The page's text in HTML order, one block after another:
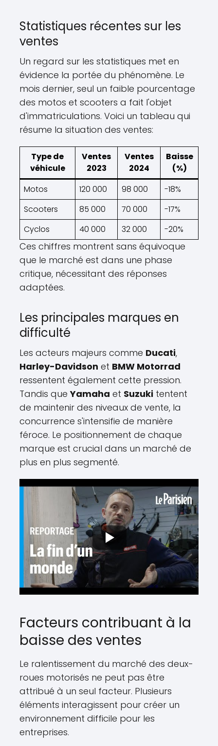
Statistiques récentes sur les
ventes
Un regard sur les statistiques met en
évidence la portée du phénomène. Le
mois dernier, seul un faible pourcentage
des motos et scooters a fait l'objet
d'immatriculations. Voici un tableau qui
résume la situation des ventes:
Type de
véhicule
Ventes
2023
Ventes
2024
Baisse
(%)
Motos
120 000 98 000
-18%
Scooters
85 000 70 000
-17%
Cyclos
40 000 32 000 -20%
Ces chiffres montrent sans équivoque
que le marché est dans une phase
critique, nécessitant des réponses
adaptées.
Les principales marques en
difficulté
Les acteurs majeurs comme Ducati,
Harley-Davidson et BMW Motorrad
ressentent également cette pression.
Tandis queYamaha et Suzuki tentent
de maintenir des niveaux de vente, la
concurrence s'intensifie de manière
féroce. Le positionnement de chaque
marque est crucial dans un marché de
plus en plus segmenté.
Facteurs contribuant à la
baisse des ventes
Le ralentissement du marché des deux-
roues motorisés ne peut pas être
attribué à un seul facteur. Plusieurs
éléments interagissent pour créer un
environnement difficile pour les
entreprises.